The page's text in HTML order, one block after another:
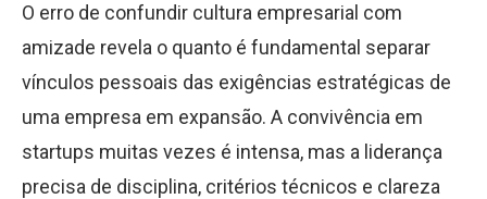
O erro de confundir cultura empresarial com
amizade revela o quanto é fundamental separar
vínculos pessoais das exigências estratégicas de
uma empresa em expansão. A convivência em
startups muitas vezes é intensa, mas a liderança
precisa de disciplina, critérios técnicos e clareza